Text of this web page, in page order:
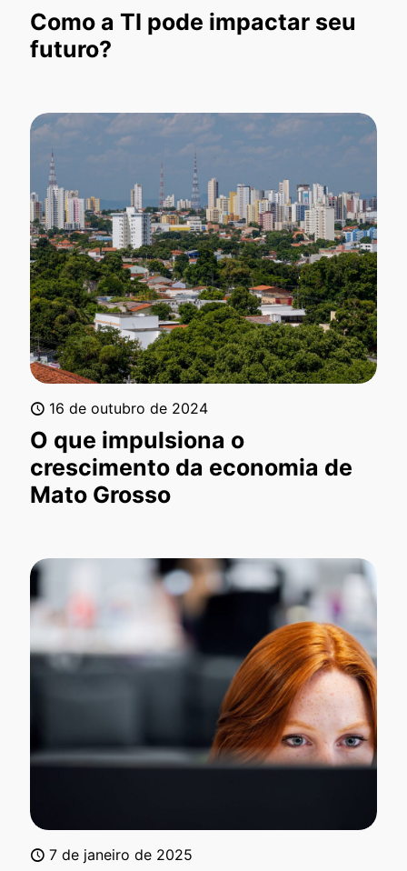
Como a TI pode impactar seu
futuro?
16 de outubro de 2024
O que impulsiona o
crescimento da economia de
Mato Grosso
7 de janeiro de 2025